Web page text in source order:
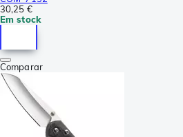
30,25 €
Em stock
Comparar